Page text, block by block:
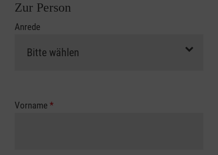
Zur Person
Anrede
Vorname *